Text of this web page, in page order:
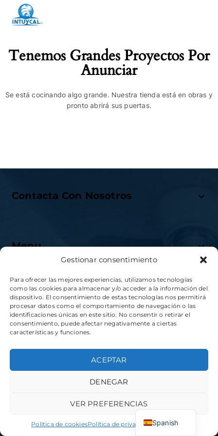
Gestionar consentimiento
Para ofrecer las mejores experiencias, utilizamos tecnologías
como las cookies para almacenar y/o acceder a la información del
dispositivo. El consentimiento de estas tecnologías nos permitirá
procesar datos como el comportamiento de navegación o las
identificaciones únicas en este sitio. No consentir o retirar el
consentimiento, puede afectar negativamente a ciertas
características y funciones.
ACEPTAR
DENEGAR
VER PREFERENCIAS
Política de cookiesPolítica de privacidadAviso Legal
Tenemos Grandes Proyectos Por
Anunciar
Se está cocinando algo grande. Nuestra tienda está en obras y
pronto abrirá sus puertas.
Contacta Con Nosotros
Menu
Servicios
Desarrolado por:aColor Software
Spanish